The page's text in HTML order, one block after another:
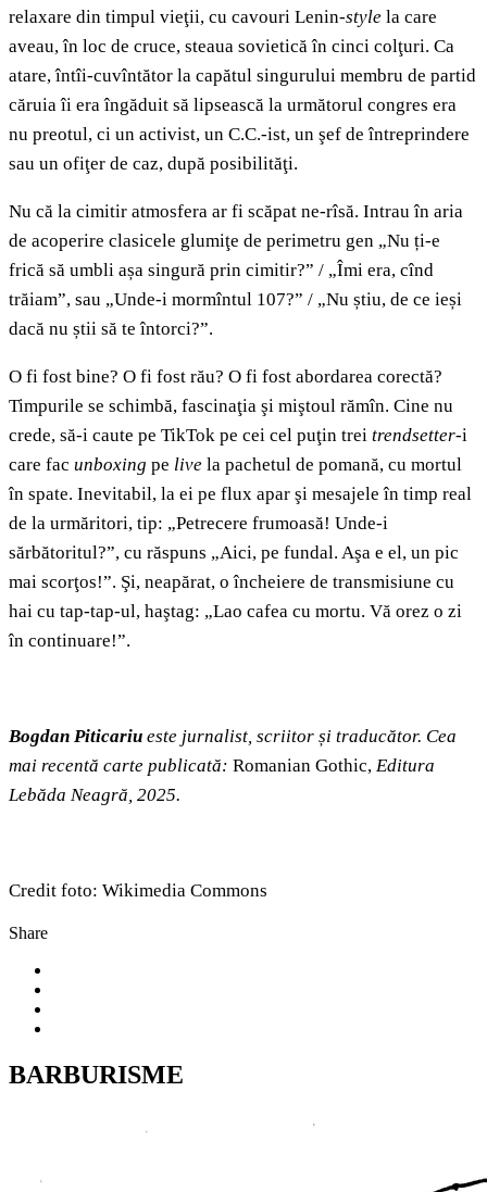
relaxare din timpul vieţii, cu cavouri Lenin-style la care
aveau, în loc de cruce, steaua sovietică în cinci colţuri. Ca
atare, întîi-cuvîntător la capătul singurului membru de partid
căruia îi era îngăduit să lipsească la următorul congres era
nu preotul, ci un activist, un C.C.-ist, un şef de întreprindere
sau un ofiţer de caz, după posibilităţi.
Nu că la cimitir atmosfera ar fi scăpat ne-rîsă. Intrau în aria
de acoperire clasicele glumiţe de perimetru gen „Nu ți-e
frică să umbli așa singură prin cimitir?” / „Îmi era, cînd
trăiam”, sau „Unde-i mormîntul 107?” / „Nu știu, de ce ieși
dacă nu știi să te întorci?”.
O fi fost bine? O fi fost rău? O fi fost abordarea corectă?
Timpurile se schimbă, fascinaţia şi miştoul rămîn. Cine nu
crede, să-i caute pe TikTok pe cei cel puţin trei trendsetter-i
care fac unboxing pe live la pachetul de pomană, cu mortul
în spate. Inevitabil, la ei pe flux apar şi mesajele în timp real
de la urmăritori, tip: „Petrecere frumoasă! Unde-i
sărbătoritul?”, cu răspuns „Aici, pe fundal. Aşa e el, un pic
mai scorţos!”. Şi, neapărat, o încheiere de transmisiune cu
hai cu tap-tap-ul, haştag: „Lao cafea cu mortu. Vă orez o zi
în continuare!”.
Bogdan Piticariu este jurnalist, scriitor și traducător. Cea
mai recentă carte publicată: Romanian Gothic, Editura
Lebăda Neagră, 2025.
Credit foto: Wikimedia Commons
Share
BARBURISME